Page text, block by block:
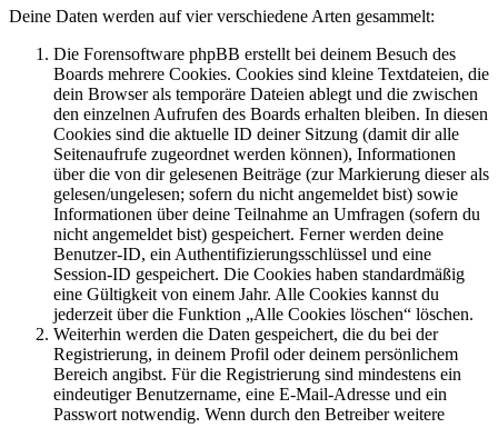
Deine Daten werden auf vier verschiedene Arten gesammelt:
Die Forensoftware phpBB erstellt bei deinem Besuch des
Boards mehrere Cookies. Cookies sind kleine Textdateien, die
dein Browser als temporäre Dateien ablegt und die zwischen
den einzelnen Aufrufen des Boards erhalten bleiben. In diesen
Cookies sind die aktuelle ID deiner Sitzung (damit dir alle
Seitenaufrufe zugeordnet werden können), Informationen
über die von dir gelesenen Beiträge (zur Markierung dieser als
gelesen/ungelesen; sofern du nicht angemeldet bist) sowie
Informationen über deine Teilnahme an Umfragen (sofern du
nicht angemeldet bist) gespeichert. Ferner werden deine
Benutzer-ID, ein Authentifizierungsschlüssel und eine
Session-ID gespeichert. Die Cookies haben standardmäßig
eine Gültigkeit von einem Jahr. Alle Cookies kannst du
jederzeit über die Funktion „Alle Cookies löschen“ löschen.
Weiterhin werden die Daten gespeichert, die du bei der
Registrierung, in deinem Profil oder deinem persönlichem
Bereich angibst. Für die Registrierung sind mindestens ein
eindeutiger Benutzername, eine E-Mail-Adresse und ein
Passwort notwendig. Wenn durch den Betreiber weitere